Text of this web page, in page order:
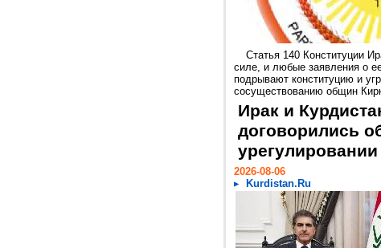
Статья 140 Конституции
силе, и любые заявления о
подрывают конституцию и
сосуществованию общин
Ирак и
договорились
2026-08-06
Kurdistan.Ru